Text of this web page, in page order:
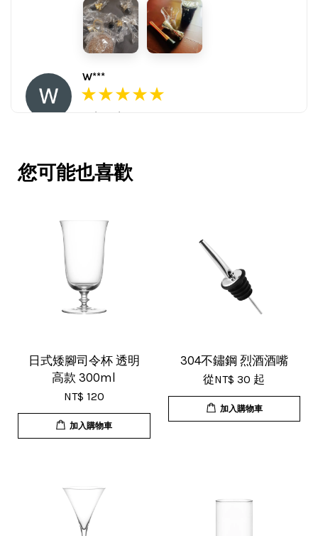
W***
16/Nov/2025 03:45 pm
這購買。希望賣家能多選賣更多商
V***
超用心的包裝，非常好用的產品，謝
謝賣家，價格超優惠，CP值超高，推
薦給大家！
U***
您可能也喜歡
日式矮腳司令杯 透明
高款 300ml
NT$ 120
加入購物車
304不鏽鋼 烈酒酒嘴
從NT$ 30 起
加入購物車